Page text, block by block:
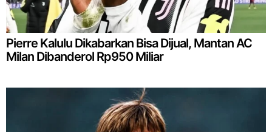
Pierre Kalulu Dikabarkan Bisa Dijual, Mantan AC
Milan Dibanderol Rp950 Miliar